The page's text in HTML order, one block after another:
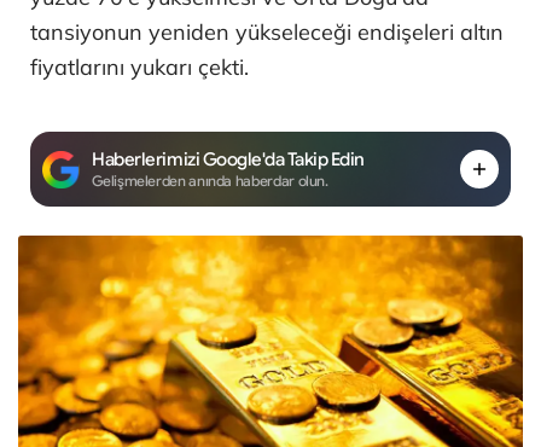
tansiyonun yeniden yükseleceği endişeleri altın
fiyatlarını yukarı çekti.
Haberlerimizi Google'da Takip Edin
Gelişmelerden anında haberdar olun.